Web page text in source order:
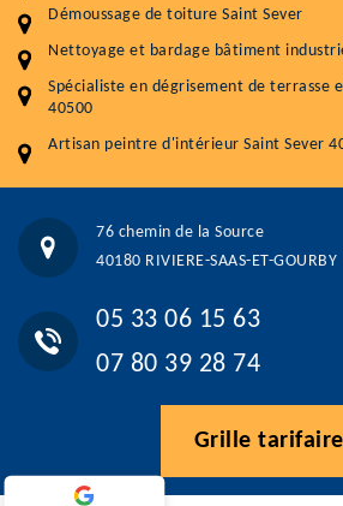
Démoussage de toiture Saint Sever
Nettoyage et bardage bâtiment
Spécialiste en dégrisement de terrasse
40500
Artisan peintre d'intérieur Saint Sever
76 chemin de la Source
40180 RIVIERE-SAAS-ET-GOURBY
05 33 06 15 63
07 80 39 28 74
Grille tarifaire
Traitement hydrofuge toiture
Artisant local recommander
76 chemin de la Source 40180